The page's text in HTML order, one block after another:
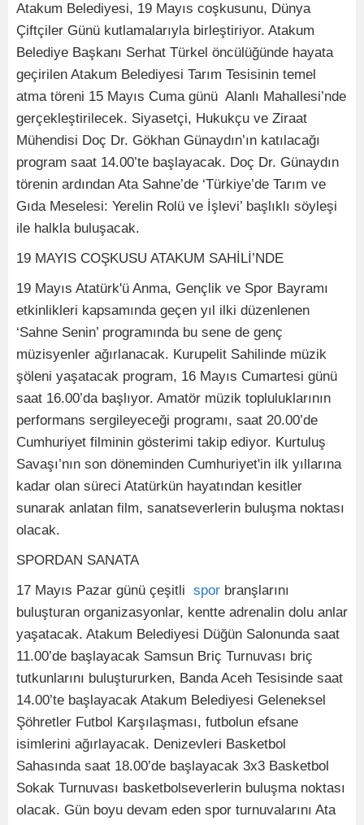
Atakum Belediyesi, 19 Mayıs coşkusunu, Dünya
Çiftçiler Günü kutlamalarıyla birleştiriyor. Atakum
Belediye Başkanı Serhat Türkel öncülüğünde hayata
geçirilen Atakum Belediyesi Tarım Tesisinin temel
atma töreni 15 Mayıs Cuma günü Alanlı Mahallesi’nde
gerçekleştirilecek. Siyasetçi, Hukukçu ve Ziraat
Mühendisi Doç Dr. Gökhan Günaydın’ın katılacağı
program saat 14.00’te başlayacak. Doç Dr. Günaydın
törenin ardından Ata Sahne’de ‘Türkiye’de Tarım ve
Gıda Meselesi: Yerelin Rolü ve İşlevi’ başlıklı söyleşi
ile halkla buluşacak.
19 MAYIS COŞKUSU ATAKUM SAHİLİ’NDE
19 Mayıs Atatürk'ü Anma, Gençlik ve Spor Bayramı
etkinlikleri kapsamında geçen yıl ilki düzenlenen
‘Sahne Senin’ programında bu sene de genç
müzisyenler ağırlanacak. Kurupelit Sahilinde müzik
şöleni yaşatacak program, 16 Mayıs Cumartesi günü
saat 16.00’da başlıyor. Amatör müzik topluluklarının
performans sergileyeceği programı, saat 20.00’de
Cumhuriyet filminin gösterimi takip ediyor. Kurtuluş
Savaşı’nın son döneminden Cumhuriyet'in ilk yıllarına
kadar olan süreci Atatürkün hayatından kesitler
sunarak anlatan film, sanatseverlerin buluşma noktası
olacak.
SPORDAN SANATA
17 Mayıs Pazar günü çeşitli spor branşlarını
buluşturan organizasyonlar, kentte adrenalin dolu anlar
yaşatacak. Atakum Belediyesi Düğün Salonunda saat
11.00’de başlayacak Samsun Briç Turnuvası briç
tutkunlarını buluştururken, Banda Aceh Tesisinde saat
14.00’te başlayacak Atakum Belediyesi Geleneksel
Şöhretler Futbol Karşılaşması, futbolun efsane
isimlerini ağırlayacak. Denizevleri Basketbol
Sahasında saat 18.00’de başlayacak 3x3 Basketbol
Sokak Turnuvası basketbolseverlerin buluşma noktası
olacak. Gün boyu devam eden spor turnuvalarını Ata